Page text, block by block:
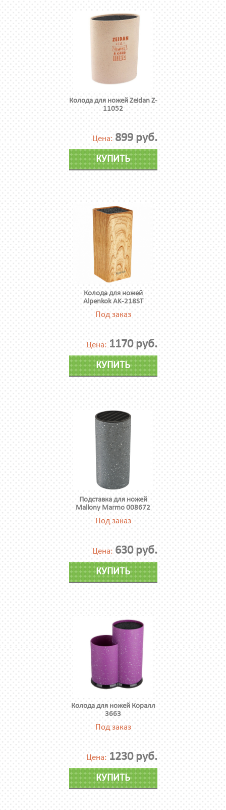
Колода для ножей Zeidan Z-
11052
Цена: 899 руб.
КУПИТЬ
Колода для ножей
Alpenkok AK-218ST
Под заказ
Цена: 1170 руб.
КУПИТЬ
Подставка для ножей
Mallony Marmo 008672
Под заказ
Цена: 630 руб.
КУПИТЬ
Колода для ножей Коралл
3663
Под заказ
Цена: 1230 руб.
КУПИТЬ